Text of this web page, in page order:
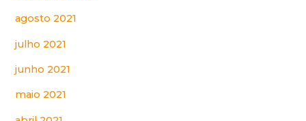
agosto 2021
julho 2021
junho 2021
maio 2021